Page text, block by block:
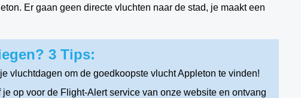
Er gaan geen directe vluchten naar de stad, je maakt een
3 Tips:
vluchtdagen om de goedkoopste vlucht Appleton te vinden!
op voor de Flight-Alert service van onze website en ontvang